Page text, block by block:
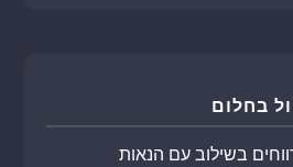
בחלום
בשילוב עם הנאות